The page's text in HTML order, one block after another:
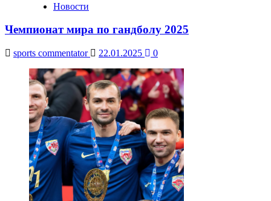
Новости
Чемпионат мира по гандболу 2025
sports commentator 22.01.2025 0